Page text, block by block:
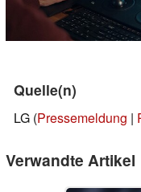
Quelle(n)
LG (Pressemeldung |
Verwandte Artikel